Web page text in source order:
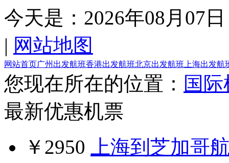
今天是： 2026年08月07日
| 网站地图
网站首页广州出发航班香港出发航班北京出发航班 上海出发航
您现在所在的位置： 国
最新优惠机票
￥2950
上海到芝加哥